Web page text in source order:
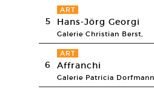
5
ART
Hans-Jörg Georgi
Galerie Christian Berst,
6
ART
Affranchi
Galerie Patricia